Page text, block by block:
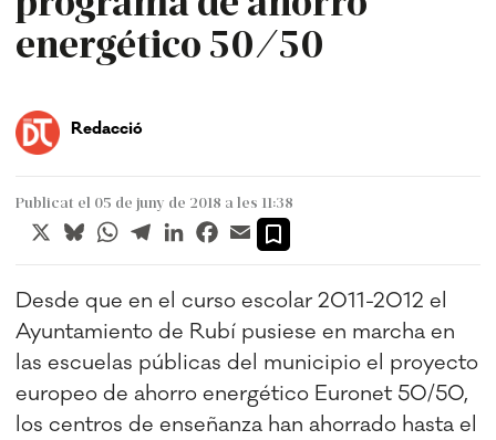
energético 50/50
Redacció
Publicat el 05 de juny de 2018 a les 11:38
X BlueskyWhatsApp
TelegramLinkedInFacebook
Email
Desde que en el curso escolar 2011-2012 el
Ayuntamiento de Rubí pusiese en marcha en
las escuelas públicas del municipio el proyecto
europeo de ahorro energético Euronet 50/50,
los centros de enseñanza han ahorrado hasta el